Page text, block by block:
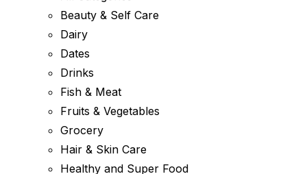
Beauty & Self Care
Dairy
Dates
Drinks
Fish & Meat
Fruits & Vegetables
Grocery
Hair & Skin Care
Healthy and Super Food